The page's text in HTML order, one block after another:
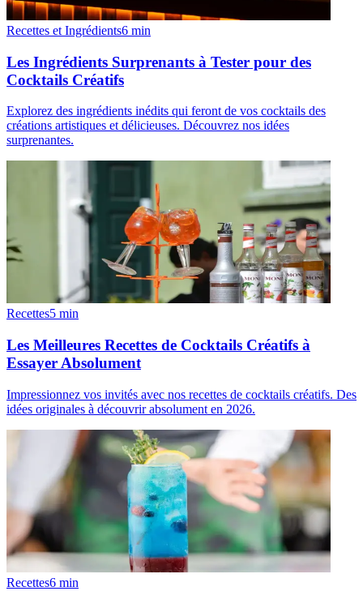
Recettes et Ingrédients6 min
Les Ingrédients Surprenants à Tester pour des
Cocktails Créatifs
Explorez des ingrédients inédits qui feront de vos cocktails des
créations artistiques et délicieuses. Découvrez nos idées
surprenantes.
Recettes5 min
Les Meilleures Recettes de Cocktails Créatifs à
Essayer Absolument
Impressionnez vos invités avec nos recettes de cocktails créatifs. Des
idées originales à découvrir absolument en 2026.
Recettes6 min